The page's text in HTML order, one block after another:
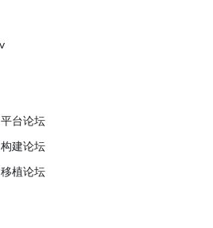
台论坛
建论坛
植论坛